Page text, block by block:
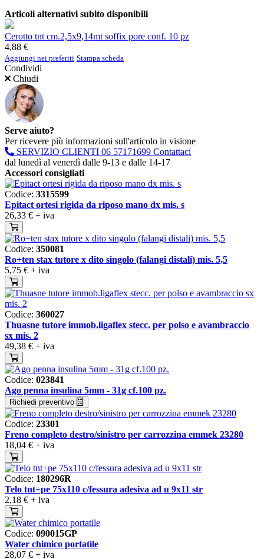
Articoli alternativi subito disponibili
Cerotto tnt cm.2,5x9,14mt soffix pore conf. 10 pz
4,88 €
Aggiungi nei preferiti Stampa scheda
Condividi
Chiudi
Serve aiuto?
Per ricevere più informazioni sull'articolo in visione
SERVIZIO CLIENTI 06 57171699 Contattaci
dal lunedì al venerdì dalle 9-13 e dalle 14-17
Accessori consigliati
Codice: 3315599
Epitact ortesi rigida da riposo mano dx mis. s
26,33 € + iva
Codice: 350081
Ro+ten stax tutore x dito singolo (falangi distali) mis. 5,5
5,75 € + iva
Codice: 360027
Thuasne tutore immob.ligaflex stecc. per polso e avambraccio
sx mis. 2
49,38 € + iva
Codice: 023841
Ago penna insulina 5mm - 31g cf.100 pz.
Richiedi preventivo
Codice: 23301
Freno completo destro/sinistro per carrozzina emmek 23280
18,04 € + iva
Codice: 180296R
Telo tnt+pe 75x110 c/fessura adesiva ad u 9x11 str
2,18 € + iva
Codice: 090015GP
Water chimico portatile
28,07 € + iva